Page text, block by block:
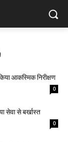
आकस्मिक निरीक्षण
0
सेवा से बर्खास्त
0